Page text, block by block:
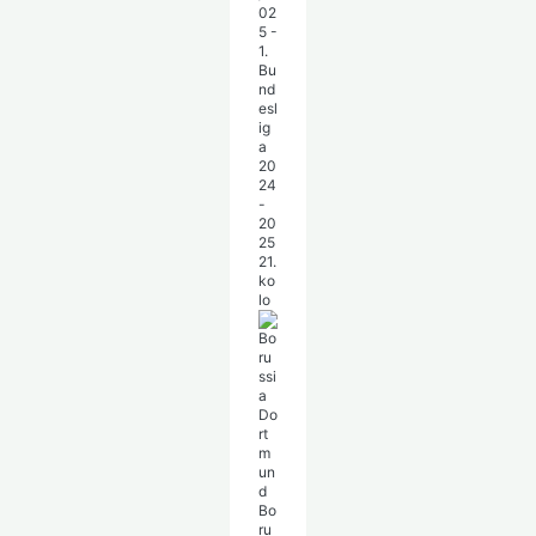
02
5 -
1.
Bu
nd
esl
ig
a
20
24
-
20
25
21.
ko
lo
Bo
ru